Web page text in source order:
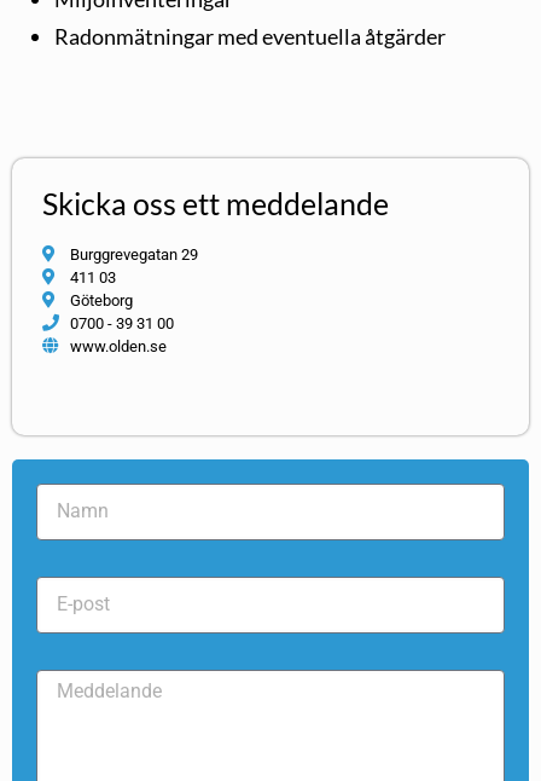
Radonmätningar med eventuella åtgärder
Skicka oss ett meddelande
Burggrevegatan 29
411 03
Göteborg
0700 - 39 31 00
www.olden.se